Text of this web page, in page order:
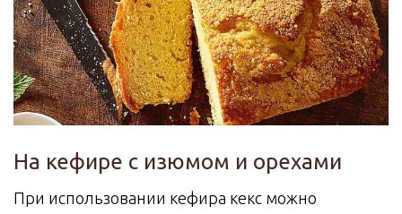
На кефире с изюмом и орехами
При использовании кефира кекс можно